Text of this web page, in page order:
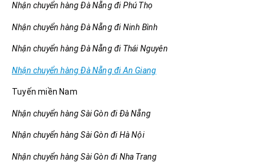
Nhận chuyển hàng Đà Nẵng đi Phú Thọ
Nhận chuyển hàng Đà Nẵng đi Ninh Bình
Nhận chuyển hàng Đà Nẵng đi Thái Nguyên
Nhận chuyển hàng Đà Nẵng đi An Giang
Tuyến miền Nam
Nhận chuyển hàng Sài Gòn đi Đà Nẵng
Nhận chuyển hàng Sài Gòn đi Hà Nội
Nhận chuyển hàng Sài Gòn đi Nha Trang